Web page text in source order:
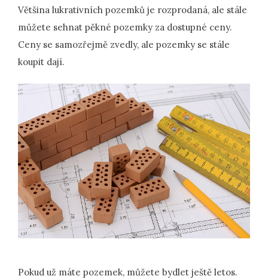
Většina lukrativních pozemků je rozprodaná, ale stále
můžete sehnat pěkné pozemky za dostupné ceny.
Ceny se samozřejmě zvedly, ale pozemky se stále
koupit dají.
Pokud už máte pozemek, můžete bydlet ještě letos.